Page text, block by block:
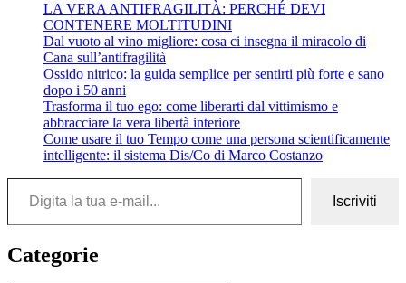
LA VERA ANTIFRAGILITÀ: PERCHÉ DEVI
CONTENERE MOLTITUDINI
Dal vuoto al vino migliore: cosa ci insegna il miracolo di
Cana sull’antifragilità
Ossido nitrico: la guida semplice per sentirti più forte e sano
dopo i 50 anni
Trasforma il tuo ego: come liberarti dal vittimismo e
abbracciare la vera libertà interiore
Come usare il tuo Tempo come una persona scientificamente
intelligente: il sistema Dis/Co di Marco Costanzo
Digita la tua e-mail...
Iscriviti
Categorie